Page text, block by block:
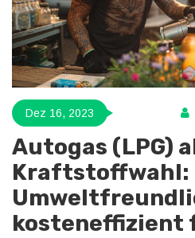
Dez 16, 2023
Autogas (LPG)
Kraftstoffwahl:
kosteneffizient